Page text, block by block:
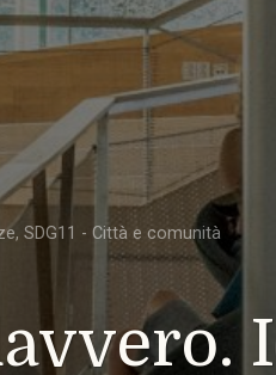
, SDG11 - Città e comunità